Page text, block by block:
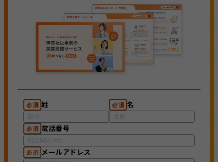
必須 姓 必須 名
必須 電話番号
必須 メールアドレス